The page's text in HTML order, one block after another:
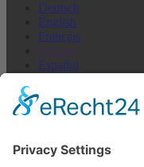
Deutsch
English
Français
Italiano
Español
US + Canada